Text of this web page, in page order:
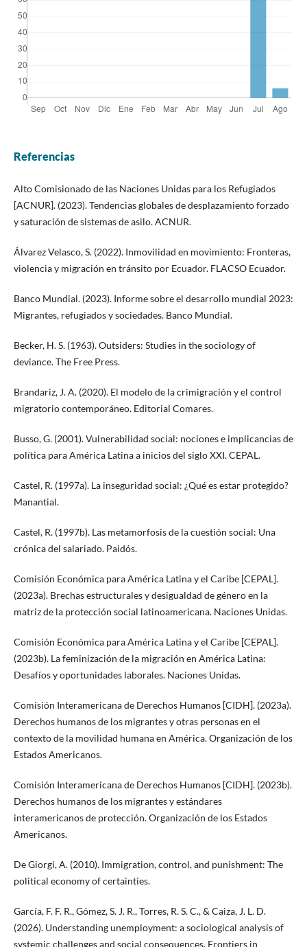
Referencias
Alto Comisionado de las Naciones Unidas para los Refugiados
[ACNUR]. (2023). Tendencias globales de desplazamiento forzado
y saturación de sistemas de asilo. ACNUR.
Álvarez Velasco, S. (2022). Inmovilidad en movimiento: Fronteras,
violencia y migración en tránsito por Ecuador. FLACSO Ecuador.
Banco Mundial. (2023). Informe sobre el desarrollo mundial 2023:
Migrantes, refugiados y sociedades. Banco Mundial.
Becker, H. S. (1963). Outsiders: Studies in the sociology of
deviance. The Free Press.
Brandariz, J. A. (2020). El modelo de la crimigración y el control
migratorio contemporáneo. Editorial Comares.
Busso, G. (2001). Vulnerabilidad social: nociones e implicancias de
política para América Latina a inicios del siglo XXI. CEPAL.
Castel, R. (1997a). La inseguridad social: ¿Qué es estar protegido?
Manantial.
Castel, R. (1997b). Las metamorfosis de la cuestión social: Una
crónica del salariado. Paidós.
Comisión Económica para América Latina y el Caribe [CEPAL].
(2023a). Brechas estructurales y desigualdad de género en la
matriz de la protección social latinoamericana. Naciones Unidas.
Comisión Económica para América Latina y el Caribe [CEPAL].
(2023b). La feminización de la migración en América Latina:
Desafíos y oportunidades laborales. Naciones Unidas.
Comisión Interamericana de Derechos Humanos [CIDH]. (2023a).
Derechos humanos de los migrantes y otras personas en el
contexto de la movilidad humana en América. Organización de los
Estados Americanos.
Comisión Interamericana de Derechos Humanos [CIDH]. (2023b).
Derechos humanos de los migrantes y estándares
interamericanos de protección. Organización de los Estados
Americanos.
De Giorgi, A. (2010). Immigration, control, and punishment: The
political economy of certainties.
García, F. F. R., Gómez, S. J. R., Torres, R. S. C., & Caiza, J. L. D.
(2026). Understanding unemployment: a sociological analysis of
systemic challenges and social consequences. Frontiers in